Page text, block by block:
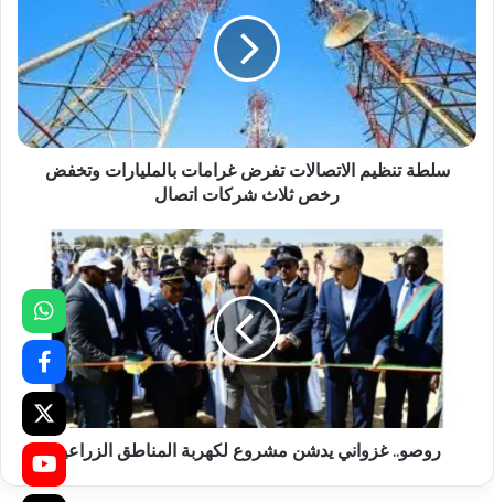
سلطة تنظيم الاتصالات تفرض غرامات بالمليارات وتخفض
رخص ثلاث شركات اتصال
روصو.. غزواني يدشن مشروع لكهربة المناطق الزراعية